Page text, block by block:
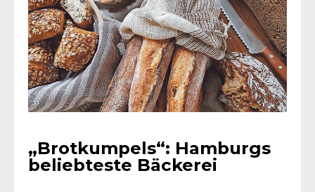
„Brotkumpels“: Hamburgs
beliebteste Bäckerei